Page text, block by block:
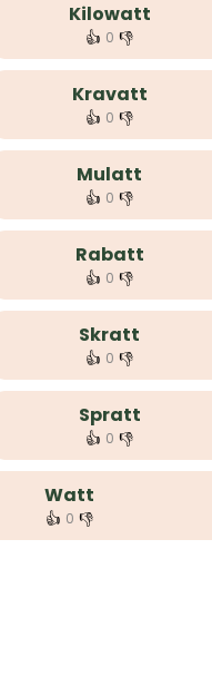
Kilowatt
👍 0 👎
Kravatt
👍 0 👎
Mulatt
👍 0 👎
Rabatt
👍 0 👎
Skratt
👍 0 👎
Spratt
👍 0 👎
Watt
👍 0 👎